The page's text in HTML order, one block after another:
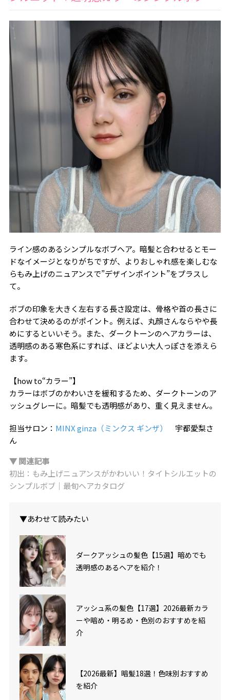
ライン感のあるシンプルなボブヘア。暗髪と合わせるとモー
ドなイメージとなりがちですが、よりおしゃれ感を楽しむな
らもみ上げのニュアンスで”デザインポイント”をプラスし
て。
ボブの印象を大きく左右する長さ設定は、骨格や首の長さに
合わせて決めるのがポイント。例えば、丸顔さんならやや長
めにするといいそう。また、ダークトーンのヘアカラーは、
透明感のある寒色系にすれば、ほどよい大人っぽさを添えら
ます。
【how to“カラー”】
カラーはボブのかわいさを緩和するため、ダークトーンのア
ッシュグレーに。暗髪でも透明感があり、重く見えません。
担当サロン： MINX ginza（ミンクス ギンザ）
宇都愛梨さ
ん
▼ 関連記事
初出：もみ上げニュアンスがかわいい！タイトシルエットの
シンプルボブ｜最旬ヘアカタログ
▼あわせて読みたい
ダークアッシュの髪色【15選】暗めでも
透明感のあるヘアを紹介！
アッシュ系の髪色【17選】2026最新カラ
ーや暗め・明るめ・色別のおすすめを紹
介
【2026最新】暗髪18選！色味別おすすめ
を紹介